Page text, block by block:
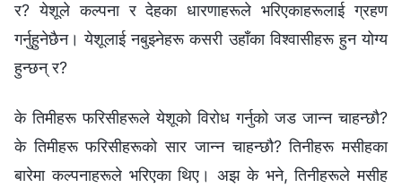
र? येशूले कल्पना र देहका धारणाहरूले भरिएकाहरूलाई ग्रहण
गर्नुहुनेछैन। येशूलाई नबुझ्नेहरू कसरी उहाँका विश्‍वासीहरू हुन योग्य
हुन्छन् र?
के तिमीहरू फरिसीहरूले येशूको विरोध गर्नुको जड जान्‍न चाहन्छौ?
के तिमीहरू फरिसीहरूको सार जान्‍न चाहन्छौ? तिनीहरू मसीहका
बारेमा कल्पनाहरूले भरिएका थिए। अझ के भने, तिनीहरूले मसीह